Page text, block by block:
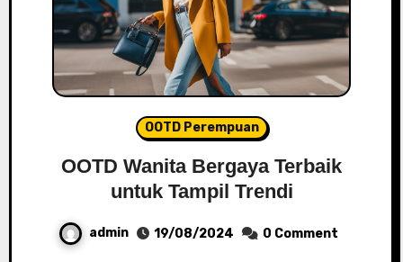
OOTD Perempuan
OOTD Wanita Bergaya Terbaik
untuk Tampil Trendi
admin 19/08/2024 0 Comment